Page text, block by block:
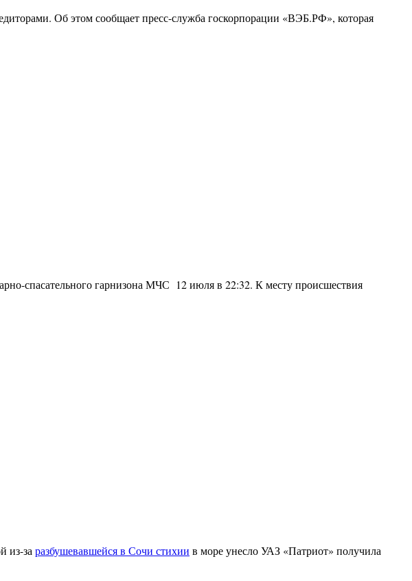
Об этом сообщает пресс-служба госкорпорации «ВЭБ.РФ», которая
спасательного гарнизона МЧС 12 июля в 22:32. К месту происшествия
из-за разбушевавшейся в Сочи стихии в море унесло УАЗ «Патриот» получила